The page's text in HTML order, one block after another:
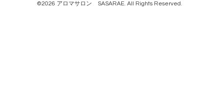
©2026 アロマサロン SASARAE. All Rights Reserved.